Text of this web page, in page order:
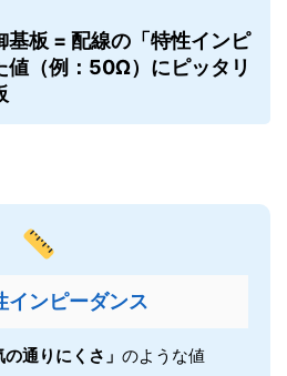
基板 = 配線の「特性インピ
値（例：50Ω）にピッタリ
ンピーダンス
の通りにくさ」 のような値